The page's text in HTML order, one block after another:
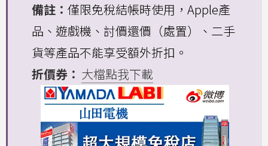
備註： 僅限免稅結帳時使用，Apple產
品、遊戲機、討價還價（處置）、二手
貨等產品不能享受額外折扣。
折價券： 大檔點我下載